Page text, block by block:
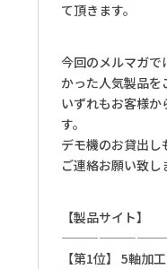
て頂きます。
今回のメルマガ
かった人気製品を
いずれもお客様
す。
デモ機のお貸出
ご連絡お願い致し
【製品サイト】
【第1位】 5軸加